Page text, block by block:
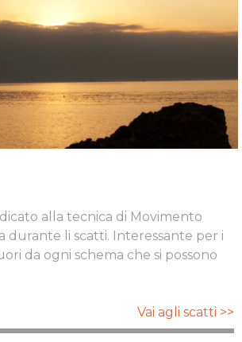
alla tecnica di Movimento
durante li scatti. Interessante per i
da ogni schema che si possono
Vai agli scatti >>